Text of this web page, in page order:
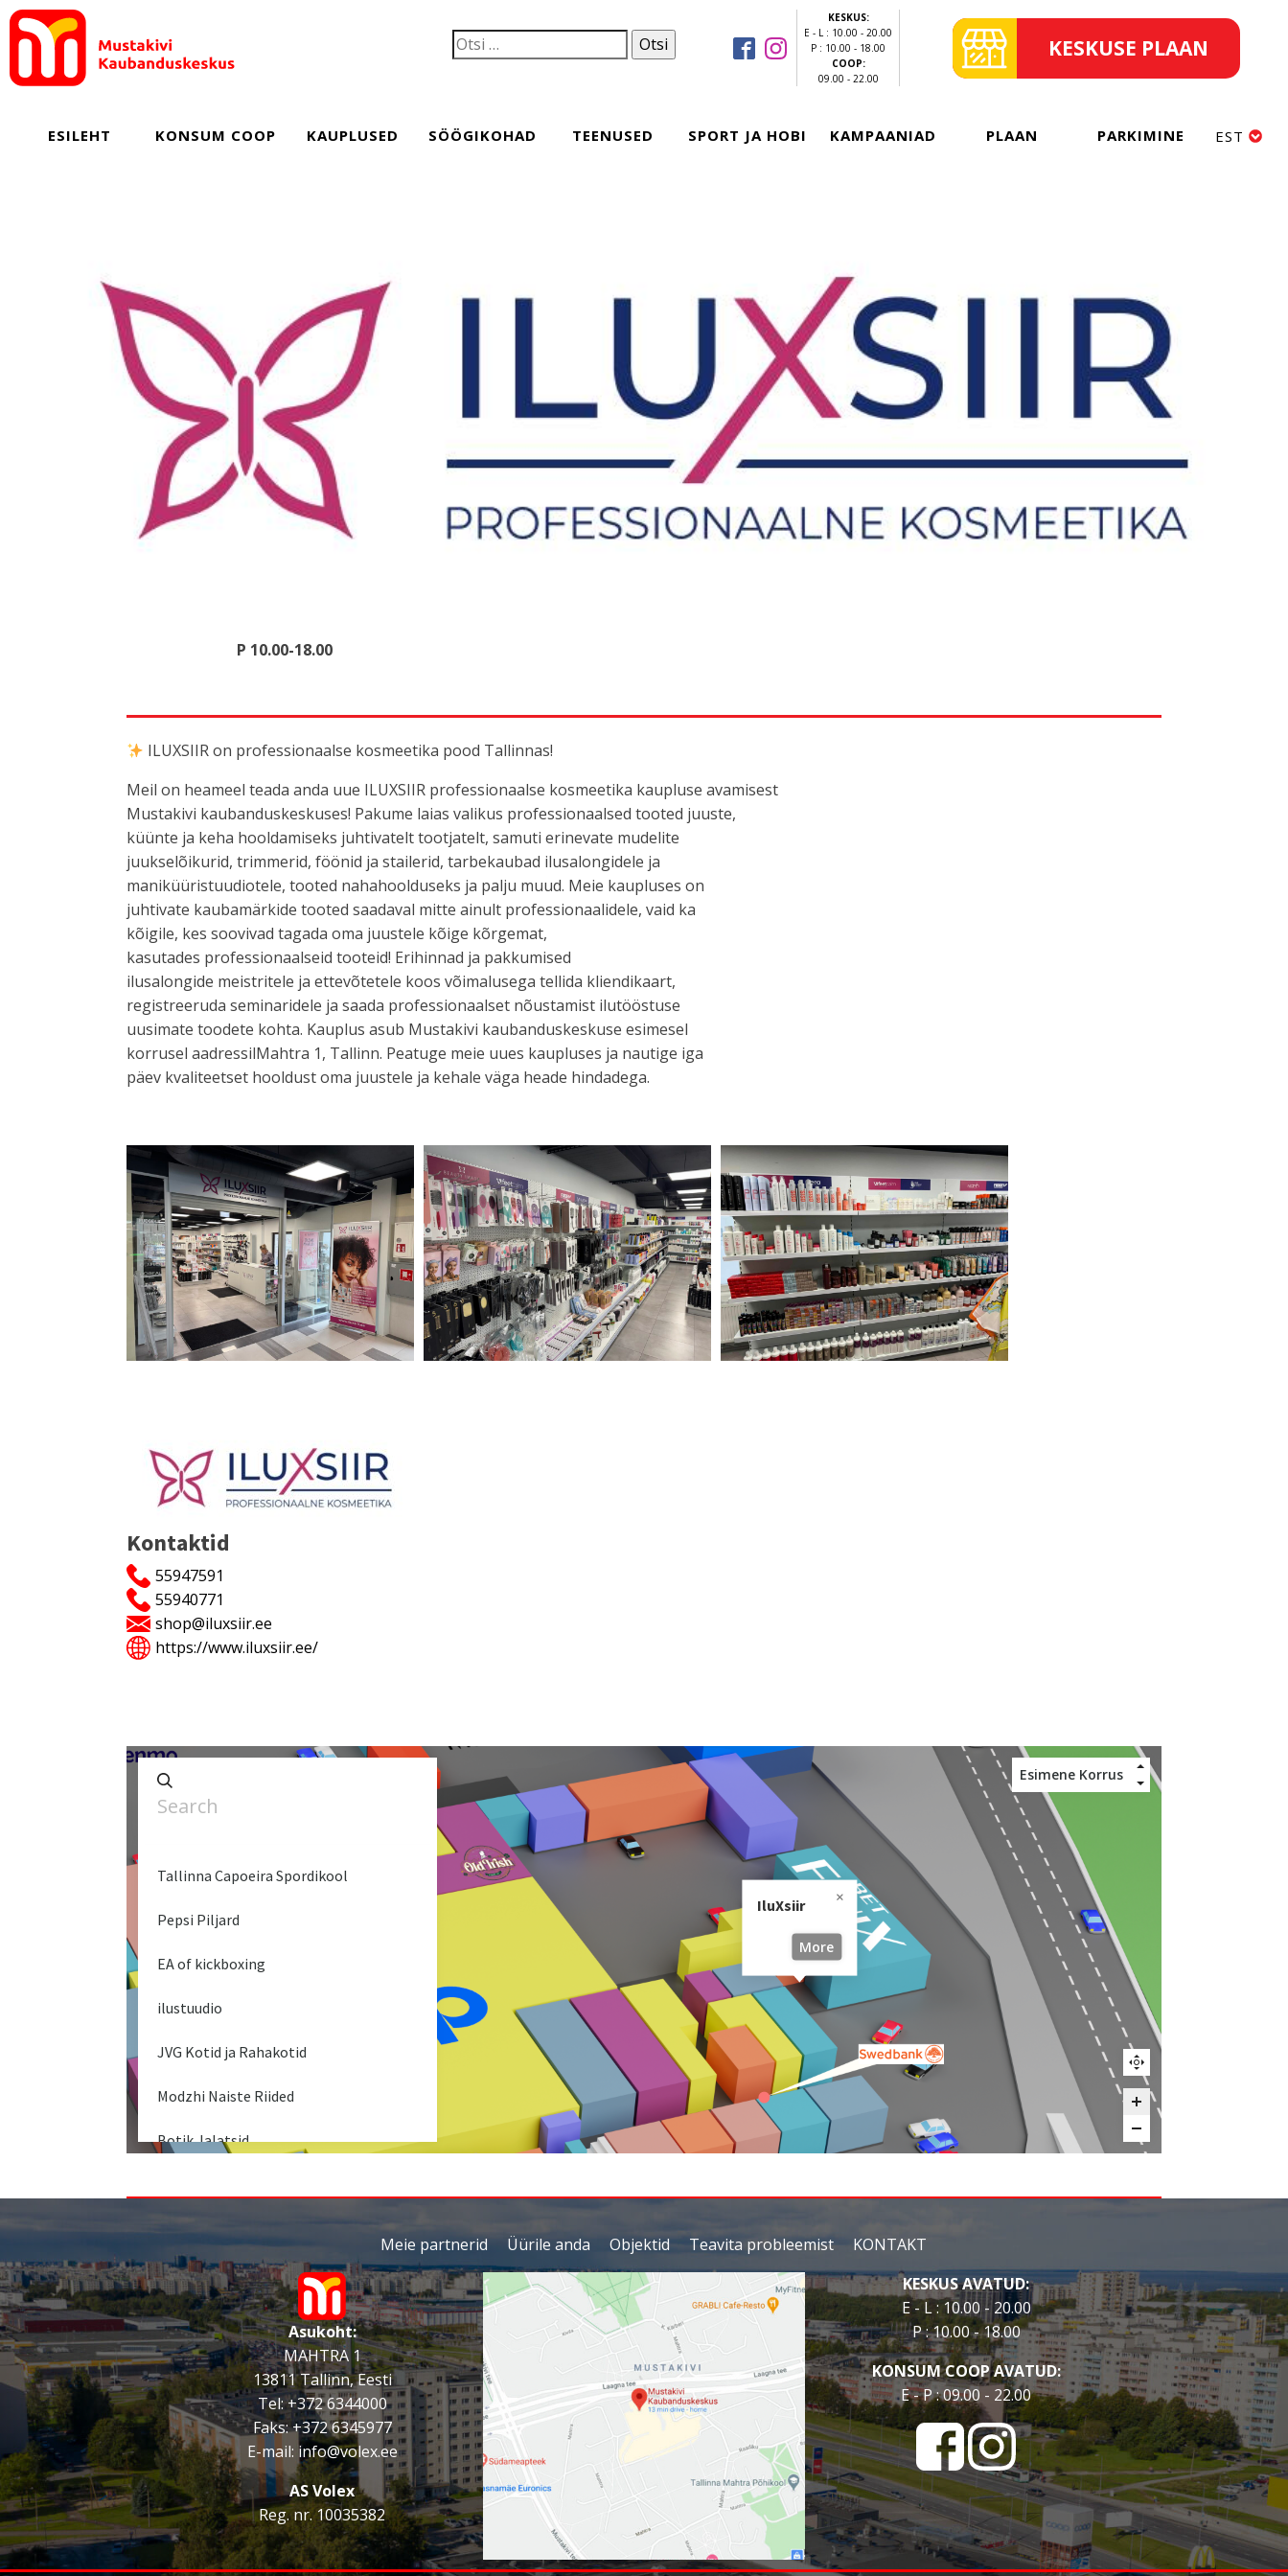
KESKUS:
E - L : 10.00 - 20.00
P : 10.00 - 18.00
COOP:
09.00 - 22.00
KESKUSE PLAAN
ESILEHT KONSUM COOP KAUPLUSED SÖÖGIKOHAD TEENUSED SPORT JA HOBI KAMPAANIAD PLAAN PARKIMINE EST
P 10.00-18.00
ILUXSIIR on professionaalse kosmeetika pood Tallinnas!
Meil on heameel teada anda uue ILUXSIIR professionaalse kosmeetika kaupluse avamisest
Mustakivi kaubanduskeskuses! Pakume laias valikus professionaalsed tooted juuste,
küünte ja keha hooldamiseks juhtivatelt tootjatelt, samuti erinevate mudelite
juukselõikurid, trimmerid, föönid ja stailerid, tarbekaubad ilusalongidele ja
maniküüristuudiotele, tooted nahahoolduseks ja palju muud. Meie kaupluses on
juhtivate kaubamärkide tooted saadaval mitte ainult professionaalidele, vaid ka
kõigile, kes soovivad tagada oma juustele kõige kõrgemat,
kasutades professionaalseid tooteid! Erihinnad ja pakkumised
ilusalongide meistritele ja ettevõtetele koos võimalusega tellida kliendikaart,
registreeruda seminaridele ja saada professionaalset nõustamist ilutööstuse
uusimate toodete kohta. Kauplus asub Mustakivi kaubanduskeskuse esimesel
korrusel aadressilMahtra 1, Tallinn. Peatuge meie uues kaupluses ja nautige iga
päev kvaliteetset hooldust oma juustele ja kehale väga heade hindadega.
Kontaktid
55947591
55940771
shop@iluxsiir.ee
https://www.iluxsiir.ee/
IluXsiir
More
Tallinna Capoeira Spordikool
Pepsi Piljard
EA of kickboxing
ilustuudio
JVG Kotid ja Rahakotid
Modzhi Naiste Riided
Botik Jalatsid
V&R Mobiiliäri
Fason Naiste Riided
Orhidee
Kreedo Dance
Estar Mööbel
Huppa Mustakivi kauplus
Anika Outlet
Terina Riidepood
Meie partnerid Üürile anda Objektid Teavita probleemist KONTAKT
Asukoht:
MAHTRA 1
13811 Tallinn, Eesti
Tel:+372 6344000
Faks: +372 6345977
E-mail: info@volex.ee
AS Volex
Reg. nr. 10035382
KESKUS AVATUD:
E - L : 10.00 - 20.00
P : 10.00 - 18.00
KONSUM COOP AVATUD:
E - P : 09.00 - 22.00